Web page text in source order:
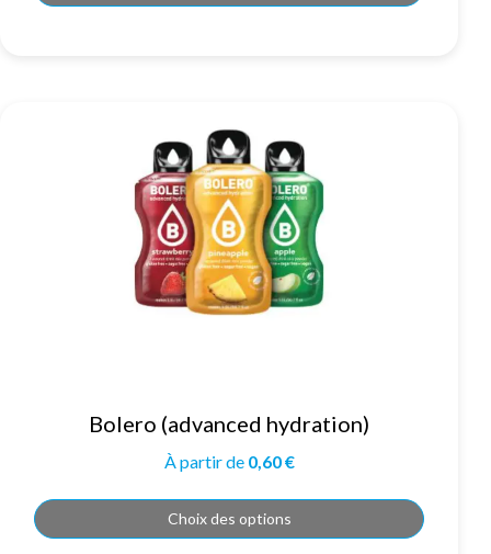
Bolero (advanced hydration)
À partir de 0,60€
Choix des options
produit
a
variations.
options
peuvent
être
choisies